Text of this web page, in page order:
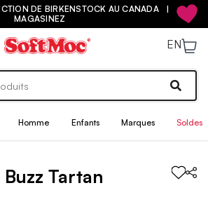
DE BIRKENSTOCK AU CANADA |
MAGASINEZ
EN
Homme Enfants Marques Soldes
Buzz Tartan